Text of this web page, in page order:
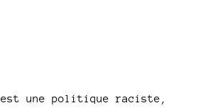
une politique raciste,